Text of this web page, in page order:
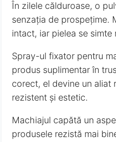
În zilele călduroase, o
senzația de prospețime.
intact, iar pielea se
Spray-ul fixator pentru
produs suplimentar în
corect, el devine un aliat
rezistent și estetic.
Machiajul capătă un
produsele rezistă mai